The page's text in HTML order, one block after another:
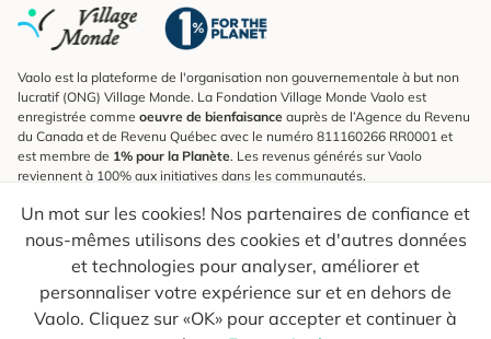
Un mot sur les cookies! Nos partenaires de confiance et
nous-mêmes utilisons des cookies et d'autres données
et technologies pour analyser, améliorer et
personnaliser votre expérience sur et en dehors de
Vaolo. Cliquez sur «OK» pour accepter et continuer à
Vaolo est la plateforme de l'organisation non gouvernementale à but non
lucratif (ONG) Village Monde. La Fondation Village Monde Vaolo est
enregistrée comme oeuvre de bienfaisance auprès de l’Agence du Revenu
du Canada et de Revenu Québec avec le numéro 811160266 RR0001 et
est membre de 1% pour la Planète. Les revenus générés sur Vaolo
reviennent à 100% aux initiatives dans les communautés.
S'inscrire à l'infolettre
Pour connaître les nouveautés, suivre nos explorateurs et recevoir des
astuces pour des voyages plus conscients.
Ton courriel Envoyer